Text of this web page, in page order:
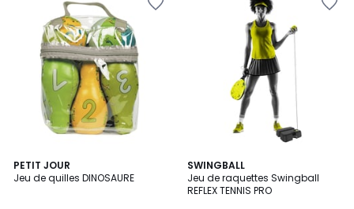
PETIT JOUR
Jeu de quilles DINOSAURE
SWINGBALL
Jeu de raquettes Swingball
REFLEX TENNIS PRO